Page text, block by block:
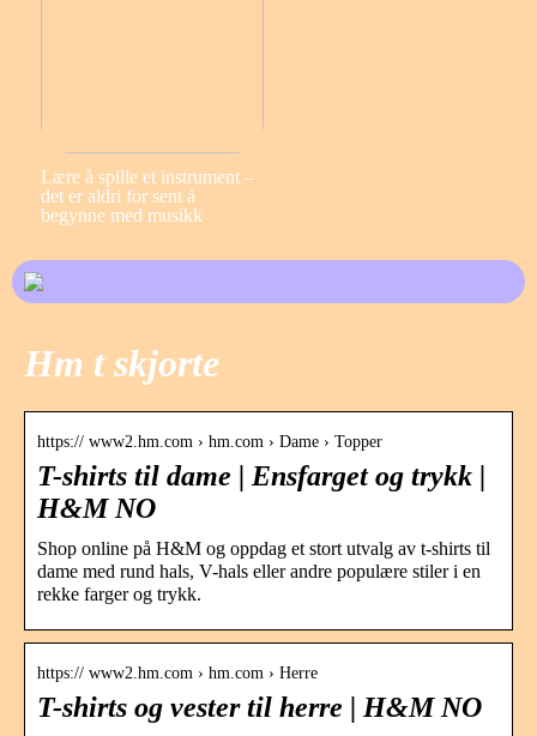
Lære å spille et instrument –
det er aldri for sent å
begynne med musikk
Hm t skjorte
https:// www2.hm.com › hm.com › Dame › Topper
T-shirts til dame | Ensfarget og trykk |
H&M NO
Shop online på H&M og oppdag et stort utvalg av t-shirts til
dame med rund hals, V-hals eller andre populære stiler i en
rekke farger og trykk.
https:// www2.hm.com › hm.com › Herre
T-shirts og vester til herre | H&M NO